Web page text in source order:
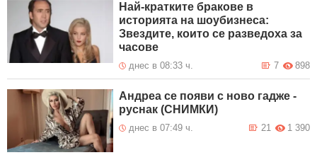
Най-кратките бракове в
историята на шоубизнеса:
Звездите, които се разведоха за
часове
днес в 08:33 ч. 898
7
Андреа се появи с ново гадже -
руснак (СНИМКИ)
днес в 07:49 ч. 1 390
21